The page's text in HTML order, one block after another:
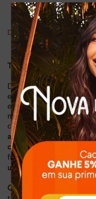
DESCRIÇÃO E DETALHES
TAMANCO MISSISSIPI
Descubra o Tamanco
escolha perfeita para
estilo sofisticado no dia
modelo minimalista é
diferença. A tira é o
artesanal
, conferindo
chic instantâneo. O
frontal, umapeça
uma concha